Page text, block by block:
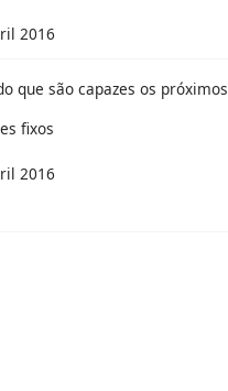
2016
que são capazes os próximos
fixos
2016